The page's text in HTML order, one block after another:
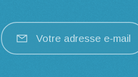
Votre adresse e-mail